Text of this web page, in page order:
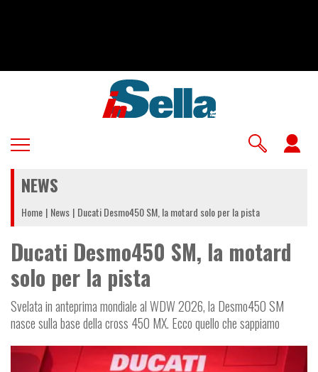
NEWS
Home News Ducati Desmo450 SM, la motard solo per la pista
Ducati Desmo450 SM, la motard
solo per la pista
Svelata in anteprima mondiale al WDW 2026, la Desmo450 SM
nasce sulla base della cross 450 MX. Ecco quello che sappiamo